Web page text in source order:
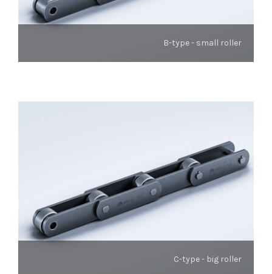
B-type - small roller
C-type - big roller